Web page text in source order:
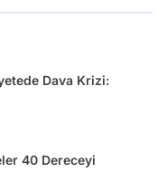
Dava Krizi:
40 Dereceyi